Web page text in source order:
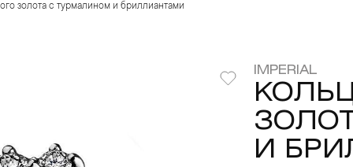
золота с турмалином и бриллиантами
IMPERIAL
И